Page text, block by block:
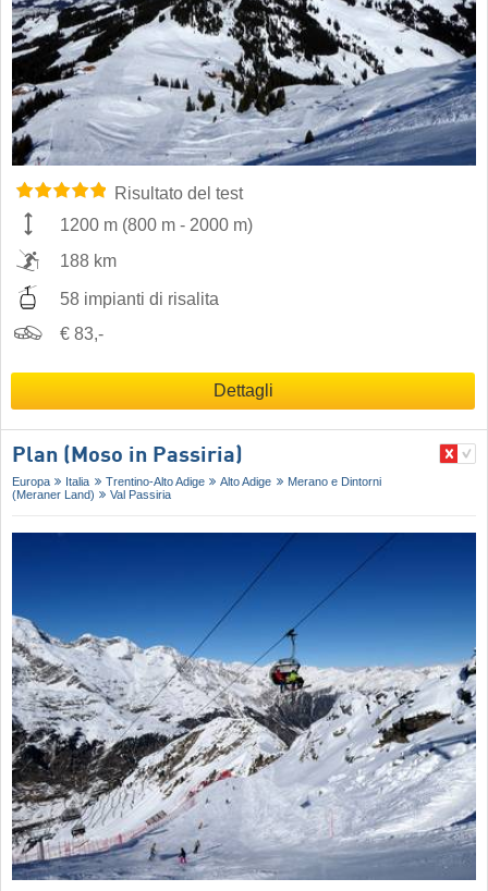
Risultato del test
1200 m (800 m - 2000 m)
188 km
58 impianti di risalita
€ 83,-
Dettagli
Plan (Moso in Passiria)
Europa Italia Trentino-Alto Adige Alto Adige
Merano e Dintorni
(Meraner Land)
Val Passiria